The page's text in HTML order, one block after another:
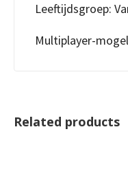
Leeftijdsgroep:
Multiplayer-
Related products